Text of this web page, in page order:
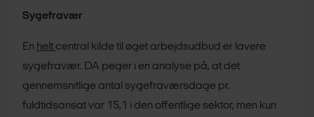
Sygefravær
En helt central kilde til øget arbejdsudbud er lavere
sygefravær. DA peger i en analyse på, at det
gennemsnitlige antal sygefraværsdage pr.
fuldtidsansat var 15,1 i den offentlige sektor, men kun